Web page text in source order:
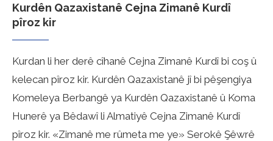
Kurdên Qazaxistanê Cejna Zimanê Kurdî
pîroz kir
Kurdan li her derê cîhanê Cejna Zimanê Kurdî bi coş û
kelecan pîroz kir. Kurdên Qazaxistanê jî bi pêşengiya
Komeleya Berbangê ya Kurdên Qazaxistanê û Koma
Hunerê ya Bêdawî li Almatiyê Cejna Zimanê Kurdî
pîroz kir. «Zimanê me rûmeta me ye» Serokê Şêwrê